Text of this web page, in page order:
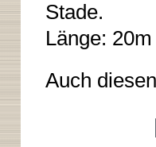
Stade.
Länge:
Auch